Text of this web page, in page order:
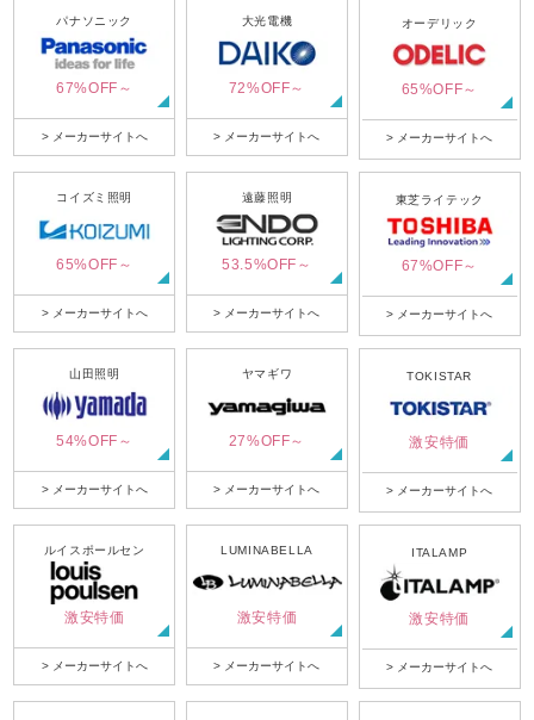
パナソニック
67%OFF～
> メーカーサイトへ
大光電機
72%OFF～
> メーカーサイトへ
オーデリック
65%OFF～
> メーカーサイトへ
コイズミ照明
65%OFF～
> メーカーサイトへ
遠藤照明
53.5%OFF～
> メーカーサイトへ
東芝ライテック
67%OFF～
> メーカーサイトへ
山田照明
54%OFF～
> メーカーサイトへ
ヤマギワ
27%OFF～
> メーカーサイトへ
TOKISTAR
激安特価
> メーカーサイトへ
ルイスポールセン
激安特価
> メーカーサイトへ
LUMINABELLA
激安特価
> メーカーサイトへ
ITALAMP
激安特価
> メーカーサイトへ